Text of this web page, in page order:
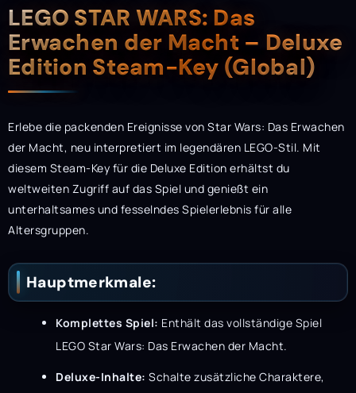
Beschreibung
LEGO STAR WARS: Das
Erwachen der Macht – Deluxe
Edition Steam-Key (Global)
Erlebe die packenden Ereignisse von Star Wars: Das Erwachen
der Macht, neu interpretiert im legendären LEGO-Stil. Mit
diesem Steam-Key für die Deluxe Edition erhältst du
weltweiten Zugriff auf das Spiel und genießt ein
unterhaltsames und fesselndes Spielerlebnis für alle
Altersgruppen.
Hauptmerkmale:
Komplettes Spiel: Enthält das vollständige Spiel
LEGO Star Wars: Das Erwachen der Macht.
Deluxe-Inhalte: Schalte zusätzliche Charaktere,